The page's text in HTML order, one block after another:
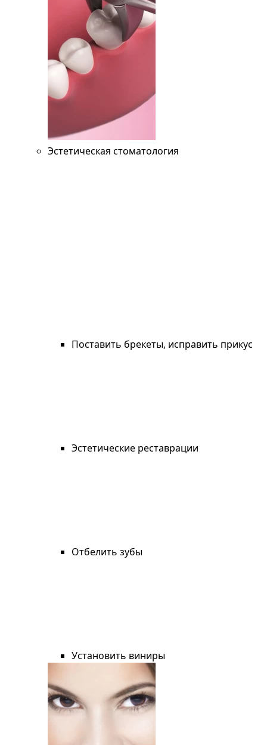
Эстетическая стоматология
Поставить брекеты, исправить прикус
Эстетические реставрации
Отбелить зубы
Установить виниры